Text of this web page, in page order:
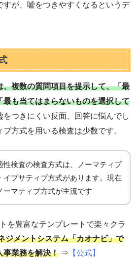
すが、嘘をつきやすくなるというデ
、複数の質問項目を提示して、「最
最も当てはまらないものを選択して
をつきにくい反面、回答に悩んでし
方式を用いる検査は少数です。
性検査の検査方式は、ノーマティブ
イプサティブ方式があります。現在
ーマティブ方式が主流です
を豊富なテンプレートで楽々クラ
ジメントシステム「カオナビ」で
事業務を解決！ ⇒ 【公式】